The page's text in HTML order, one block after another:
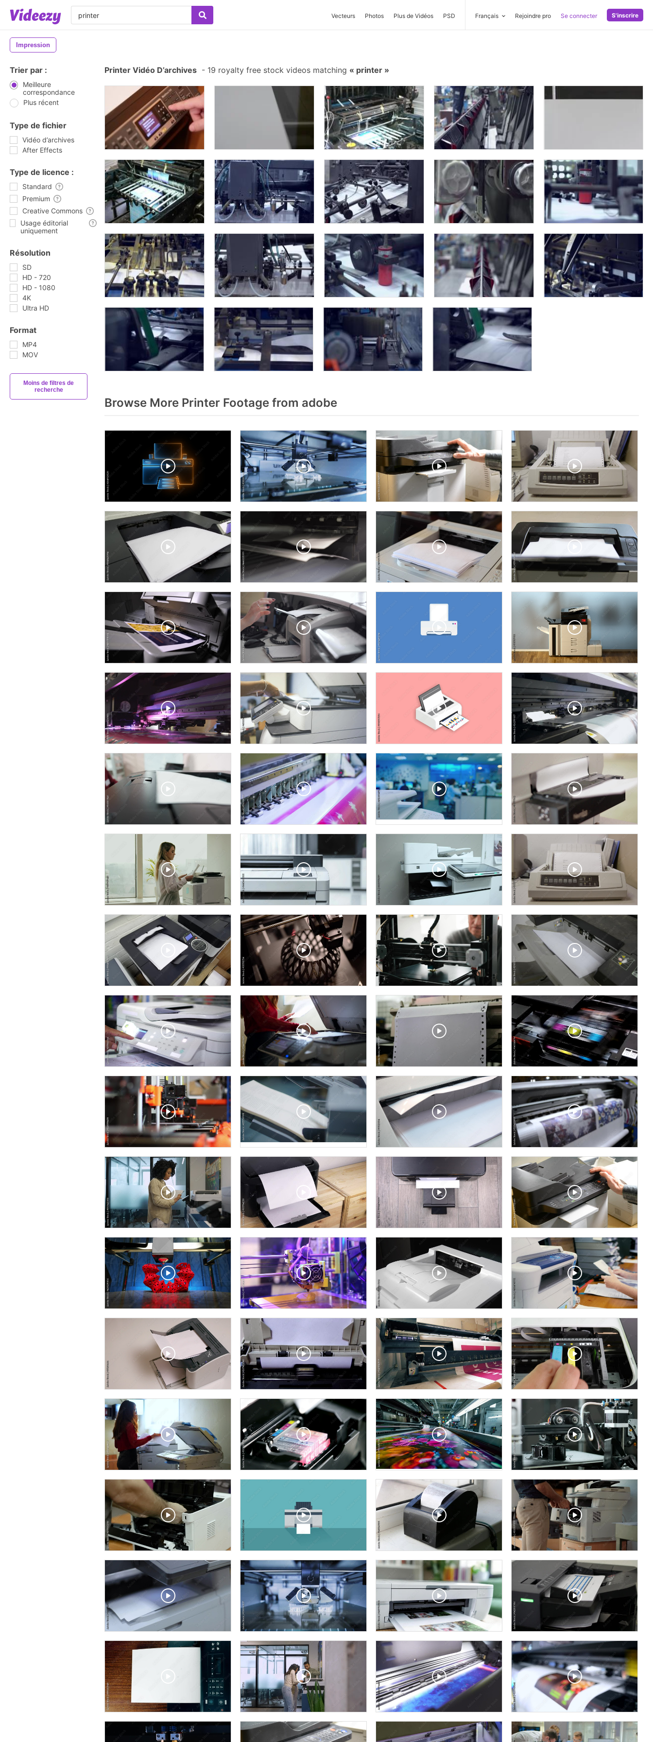
Vecteurs Photos Plus de Vidéos PSD Français Rejoindre pro Se connecter S'inscrire
Impression
Trier par :
Meilleure
correspondance
Plus récent
Type de fichier
Vidéo d’archives
After Effects
Type de licence :
Standard
Premium
Creative Commons
Usage éditorial
uniquement
Résolution
SD
HD - 720
HD - 1080
4K
Ultra HD
Format
MP4
MOV
Moins de filtres de
recherche
Printer Vidéo D’archives - 19 royalty free stock videos matching printer
Browse More Printer Footage from adobe